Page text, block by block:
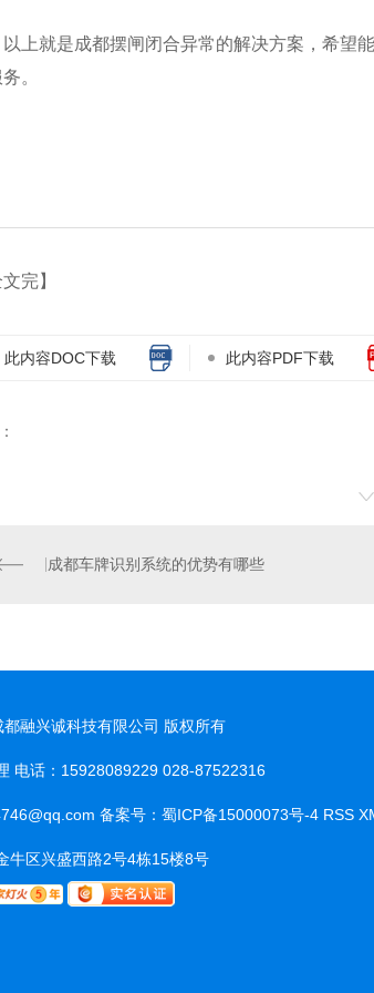
以上就是成都摆闸闭合异常的解决方案，希望
。
文完】
此内容DOC下载 此内容PDF下载
成都车牌识别系统的优势有哪些
融兴诚科技有限公司 版权所有
电话：15928089229 028-87522316
备案号： 蜀ICP备15000073号-4 RSS
牛区兴盛西路2号4栋15楼8号